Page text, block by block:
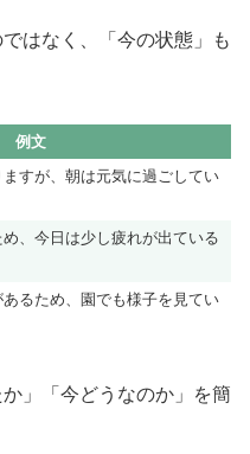
はなく、「今の状態」も
例文
すが、朝は元気に過ごしてい
、今日は少し疲れが出ている
るため、園でも様子を見てい
」「今どうなのか」を簡